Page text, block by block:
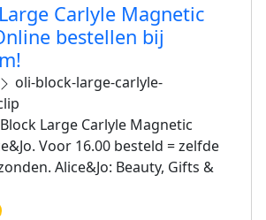
Carlyle Magnetic
bestellen bij
oli-block-large-carlyle-
Large Carlyle Magnetic
Voor 16.00 besteld = zelfde
Alice&Jo: Beauty, Gifts &